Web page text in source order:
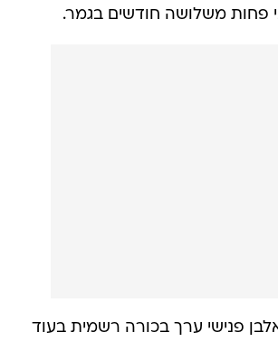
פחות משלושה חודשים בגמר.
פנישי ערך בכורה רשמית בעוד